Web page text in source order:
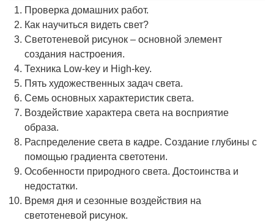
Проверка домашних работ.
Как научиться видеть свет?
Светотеневой рисунок – основной элемент
создания настроения.
Техника Low-key и High-key.
Пять художественных задач света.
Семь основных характеристик света.
Воздействие характера света на восприятие
образа.
Распределение света в кадре. Создание глубины с
помощью градиента светотени.
Особенности природного света. Достоинства и
недостатки.
Время дня и сезонные воздействия на
светотеневой рисунок.